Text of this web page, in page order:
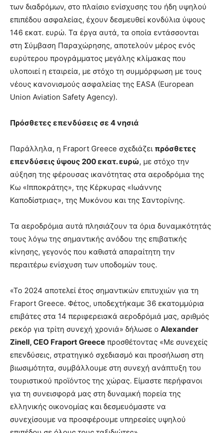
των διαδρόμων, στο πλαίσιο ενίσχυσης του ήδη υψηλού
επιπέδου ασφαλείας, έχουν δεσμευθεί κονδύλια ύψους
146 εκατ. ευρώ. Τα έργα αυτά, τα οποία εντάσσονται
στη Σύμβαση Παραχώρησης, αποτελούν μέρος ενός
ευρύτερου προγράμματος μεγάλης κλίμακας που
υλοποιεί η εταιρεία, με στόχο τη συμμόρφωση με τους
νέους κανονισμούς ασφαλείας της EASA (European
Union Aviation Safety Agency).
Πρόσθετες επενδύσεις σε 4 νησιά
Παράλληλα, η Fraport Greece σχεδιάζει πρόσθετες
επενδύσεις ύψους 200 εκατ. ευρώ, με στόχο την
αύξηση της φέρουσας ικανότητας στα αεροδρόμια της
Κω «Ιπποκράτης», της Κέρκυρας «Ιωάννης
Καποδίστριας», της Μυκόνου και της Σαντορίνης.
Τα αεροδρόμια αυτά πλησιάζουν τα όρια δυναμικότητάς
τους λόγω της σημαντικής ανόδου της επιβατικής
κίνησης, γεγονός που καθιστά απαραίτητη την
περαιτέρω ενίσχυση των υποδομών τους.
«Το 2024 αποτελεί έτος σημαντικών επιτυχιών για τη
Fraport Greece. Φέτος, υποδεχτήκαμε 36 εκατομμύρια
επιβάτες στα 14 περιφερειακά αεροδρόμιά μας, αριθμός
ρεκόρ για τρίτη συνεχή χρονιά» δήλωσε ο Alexander
Zinell, CEO Fraport Greece προσθέτοντας «Με συνεχείς
επενδύσεις, στρατηγικό σχεδιασμό και προσήλωση στη
βιωσιμότητα, συμβάλλουμε στη συνεχή ανάπτυξη του
τουριστικού προϊόντος της χώρας. Είμαστε περήφανοι
για τη συνεισφορά μας στη δυναμική πορεία της
ελληνικής οικονομίας και δεσμευόμαστε να
συνεχίσουμε να προσφέρουμε υπηρεσίες υψηλού